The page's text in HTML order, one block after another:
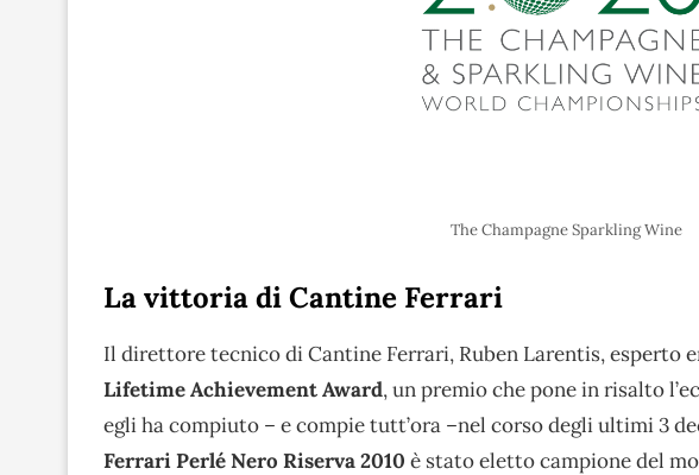
The Champagne Sparkling Wine
La vittoria di Cantine Ferrari
Il direttore tecnico di Cantine Ferrari, Ruben Larentis, esperto
Lifetime Achievement Award, un premio che pone in risalto
egli ha compiuto – e compie tutt’ora –nel corso degli ultimi 3
Ferrari Perlé Nero Riserva 2010 è stato eletto campione del